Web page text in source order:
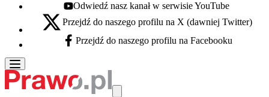
Youtube - otwiera się w nowej karcie
Odwiedź nasz kanał w serwisie YouTube
X - otwiera się w nowej karcie
Przejdź do naszego profilu na X (dawniej Twitter)
Facebook - otwiera się w nowej karcie
Przejdź do naszego profilu na Facebooku